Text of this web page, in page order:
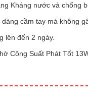
Kháng nước và chống
cầm tay mà không
lên đến 2 ngày.
Công Suất Phát Tốt